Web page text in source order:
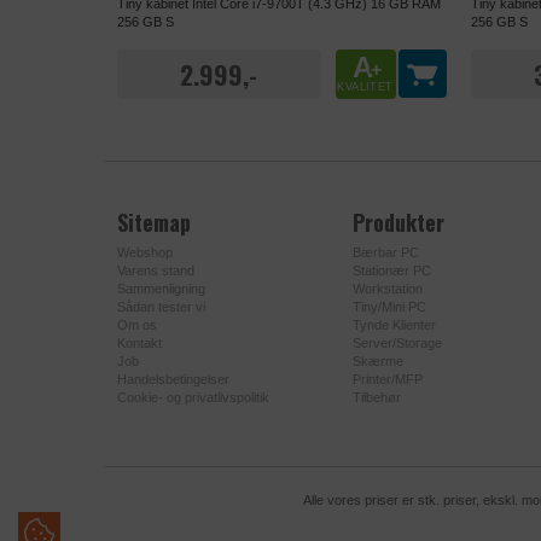
Udbyder
Formål
Navn
Udbyder
Formål
Udløb
Navn
Udbyder
Tiny kabinet Intel Core i7-9700T (4.3 GHz) 16 GB RAM
256 GB S
2.999,- A+
KVALITET
Tiny
256 GB S
Sitemap
Webshop
Varens stand
Sammenligning
Sådan tester vi
Om os
Kontakt
Job
Handelsbetingelser
Cookie- og privatlivspolitik
Produkter
Bærbar PC
Stationær PC
Workstation
Tiny/Mini PC
Tynde Klienter
Server/Storage
Skærme
Printer/MFP
Tilbehør
Alle vores priser er stk. priser, ekskl.